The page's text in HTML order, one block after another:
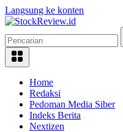
Langsung ke konten
Home
Redaksi
Pedoman Media Siber
Indeks Berita
Nextizen